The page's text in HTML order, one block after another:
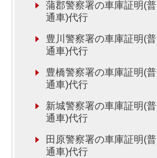
蒲郡警察署の車庫証明(普
通車)代行
豊川警察署の車庫証明(普
通車)代行
豊橋警察署の車庫証明(普
通車)代行
新城警察署の車庫証明(普
通車)代行
田原警察署の車庫証明(普
通車)代行